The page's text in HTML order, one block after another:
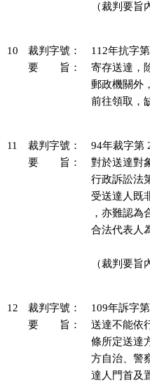
（裁判要旨
10 裁判字號：
112年抗字
要 旨：
寄存送達，
郵政機關外
前往領取，
11 裁判字號：
94年裁字第
要 旨：
對於送達對
行政訴訟法
受送達人既
，亦難認
合法代表人
（裁判要旨
12 裁判字號：
109年訴字
要 旨：
送達不能依
條所定送達
方自治、警
達人門首及